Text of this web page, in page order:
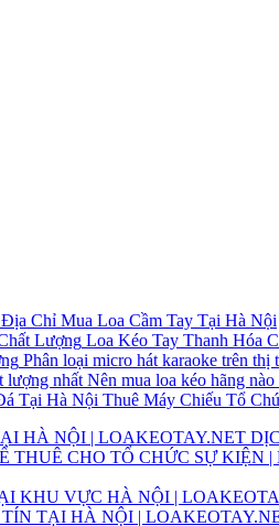
Địa Chỉ Mua Loa Cầm Tay Tại Hà Nội
Loa Kéo Tay Thanh Hóa
Phân loại micro hát karaoke trên thị
Nên mua loa kéo hãng
Thuê Máy Chiếu Tổ